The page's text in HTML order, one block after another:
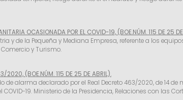
OCASIONADA POR EL COVID-19, (BOE.NÚM. 115 DE 25
y de la Pequeña y Mediana Empresa, referente a los
y Turismo.
2020, (BOE.NÚM. 115 DE 25 DE ABRIL).
de alarma declarado por el Real Decreto 463/2020, de 14
19. Ministerio de la Presidencia, Relaciones con las